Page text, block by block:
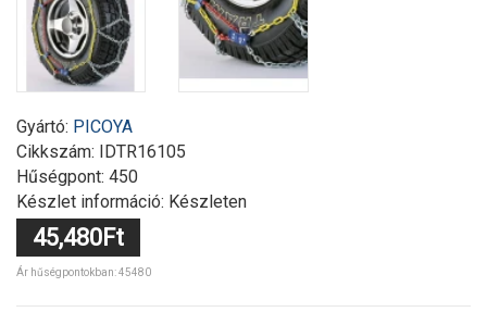
Gyártó: PICOYA
Cikkszám: IDTR16105
Hűségpont: 450
Készlet információ: Készleten
45,480Ft
Ár hűségpontokban: 45480